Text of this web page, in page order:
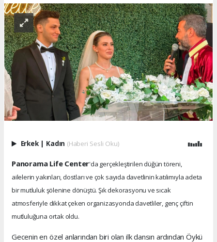
Erkek | Kadın (Haberi Sesli Oku)
Panorama Life Center'da gerçekleştirilen düğün töreni,
ailelerin yakınları, dostları ve çok sayıda davetlinin katılımıyla adeta
bir mutluluk şölenine dönüştü. Şık dekorasyonu ve sıcak
atmosferiyle dikkat çeken organizasyonda davetliler, genç çiftin
mutluluğuna ortak oldu.
Gecenin en özel anlarından biri olan ilk dansın ardından Öykü